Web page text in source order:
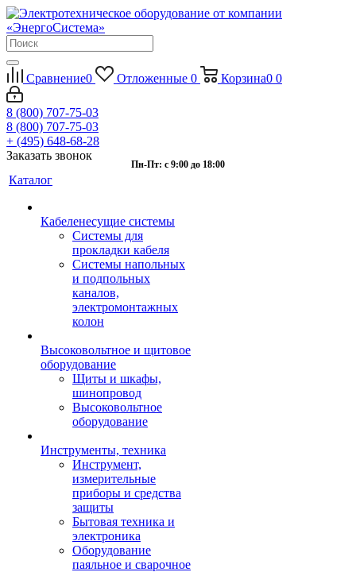
Сравнение0 Отложенные 0 Корзина0 0
8 (800) 707-75-03
8 (800) 707-75-03
+ (495) 648-68-28
Заказать звонок
Пн-Пт: с 9:00 до 18:00
Каталог
Кабеленесущие системы
Системы для
прокладки кабеля
Системы напольных
и подпольных
каналов,
электромонтажных
колон
Высоковольтное и щитовое
оборудование
Щиты и шкафы,
шинопровод
Высоковольтное
оборудование
Инструменты, техника
Инструмент,
измерительные
приборы и средства
защиты
Бытовая техника и
электроника
Оборудование
паяльное и сварочное